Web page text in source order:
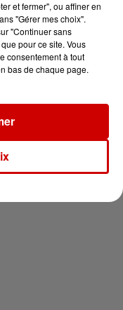
votre balade
et fermer", ou affiner en
"Gérer mes choix".
"Continuer sans
pour ce site. Vous
consentement à tout
bas de chaque page.